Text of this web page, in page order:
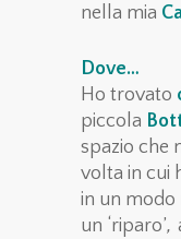
nella mia
Dove…
Ho trovato
piccola
spazio che
volta in cui
in un modo
un ‘riparo’,